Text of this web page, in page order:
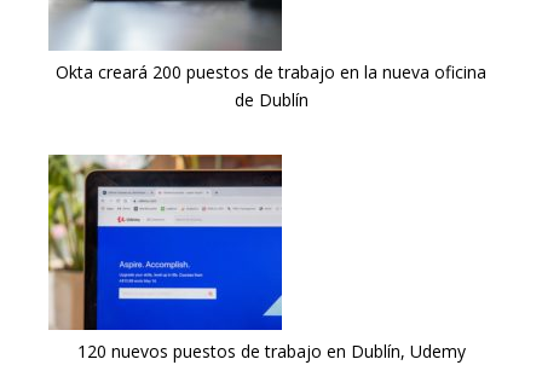
Okta creará 200 puestos de trabajo en la nueva oficina
de Dublín
120 nuevos puestos de trabajo en Dublín, Udemy